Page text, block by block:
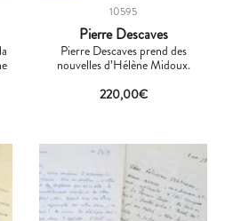
10595
Pierre Descaves
Pierre Descaves prend des
nouvelles d’Hélène Midoux.
220,00€